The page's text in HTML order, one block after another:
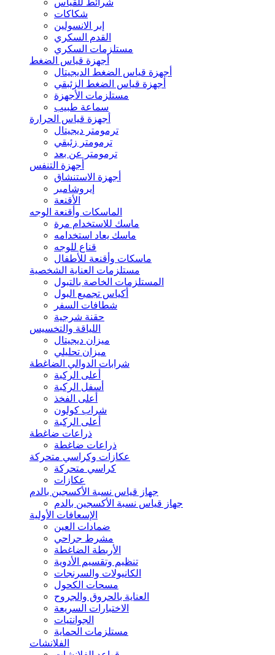
شرائط للقياس
شكاكات
إبر الانسولين
القدم السكري
مستلزمات السكري
أجهزة قياس الضغط
أجهزة قياس الضغط الديجيتال
أجهزة قياس الضغط الزئبقي
مستلزمات الأجهزة
سماعة طبيب
أجهزة قياس الحرارة
ترمومتر ديجيتال
ترمومتر زئبقي
ترمومتر عن بعد
أجهزة التنفس
أجهزة الاستنشاق
إيروشامبر
الأقنعة
الماسكات وأقنعة الوجه
ماسك للاستخدام مرة
ماسك يعاد استخدامه
قناع للوجه
ماسكات وأقنعة للأطفال
مستلزمات العناية الشخصية
المستلزمات الخاصة بالتبول
أكياس تجميع البول
شطافات السفر
حقنة شرجية
اللياقة والتخسيس
ميزان ديجيتال
ميزان تحليلي
شرابات الدوالي الضاغطة
أعلى الركبة
أسفل الركبة
أعلى الفخذ
شراب كولون
أعلى الركبة
ذراعات ضاغطة
ذراعات ضاغطة
عكازات وكراسي متحركة
كراسي متحركة
عكازات
جهاز قياس نسبة الأكسجين بالدم
جهاز قياس نسبة الأكسجين بالدم
الإسعافات الأولية
ضمادات العين
مشرط جراحي
الأربطة الضاغطة
تنظيم وتقسيم الأدوية
الكانيولات والسرنجات
مسحات الكحول
العناية بالحروق والجروح
الاختبارات السريعة
الجوانتيات
مستلزمات الحماية
الفلانشات